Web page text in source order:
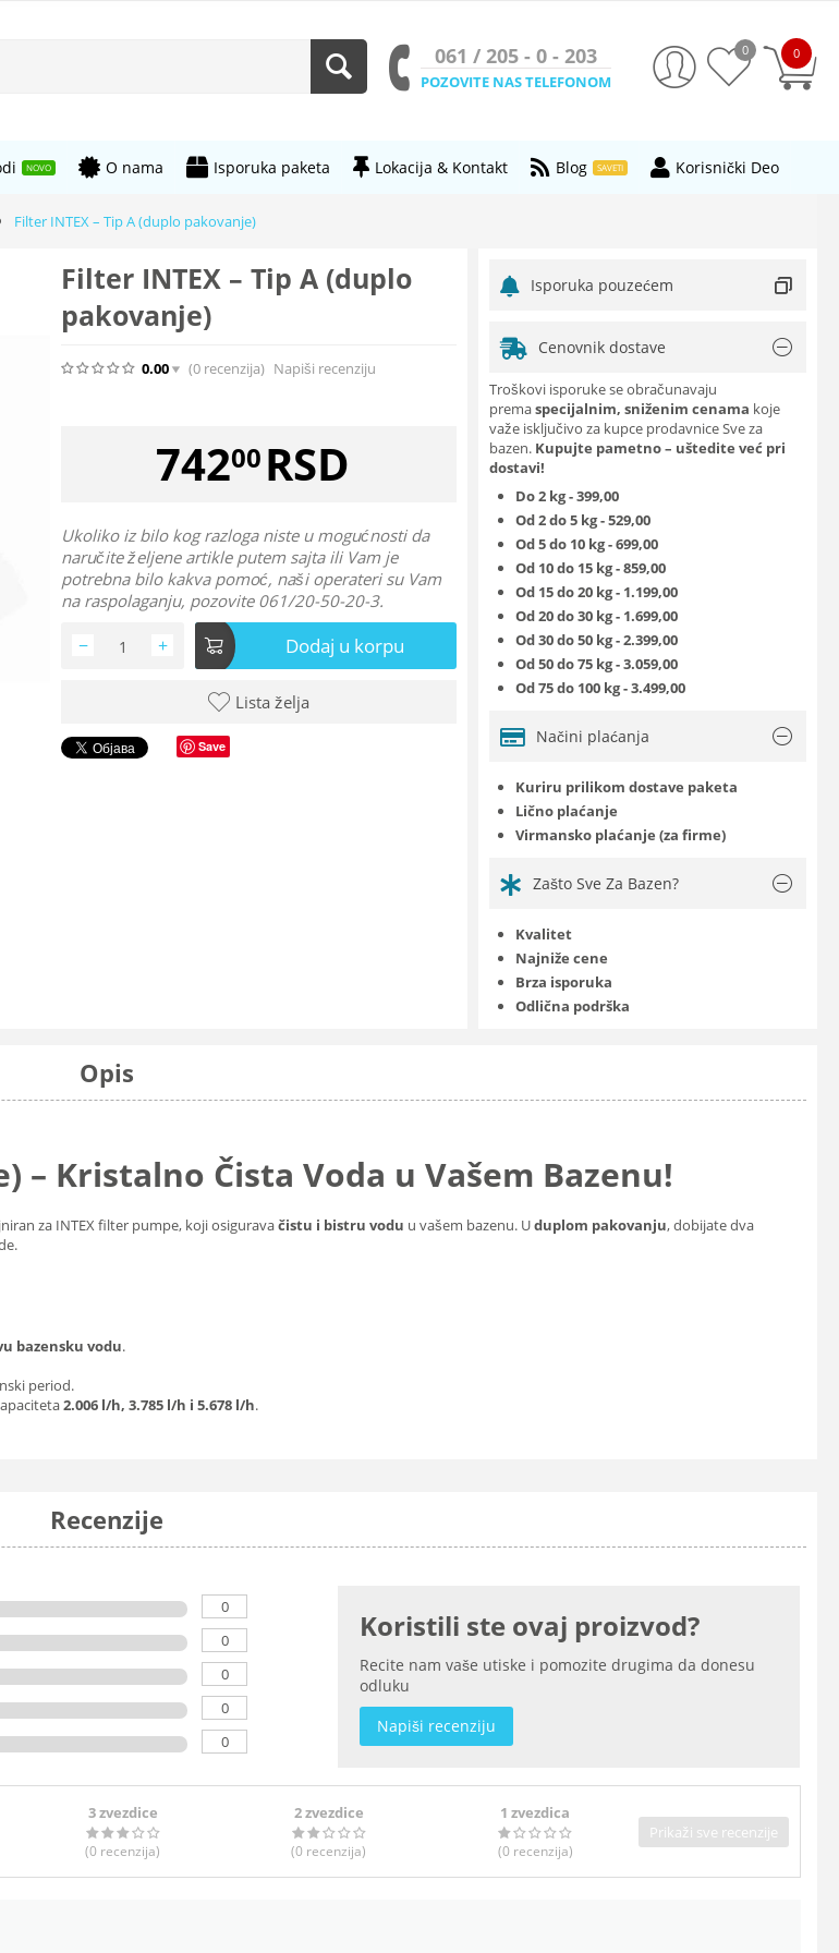
061 / 205 - 0 - 203
POZOVITE NAS TELEFONOM
0
0
NOVO O nama Isporuka paketa Lokacija & Kontakt Blog SAVETI Korisnički Deo
Filter INTEX – Tip A (duplo pakovanje)
Filter INTEX – Tip A (duplo
pakovanje)
0.00 (0 recenzija) Napiši recenziju
74200 RSD
Ukoliko iz bilo kog razloga niste u mogućnosti da
naručite željene artikle putem sajta ili Vam je
potrebna bilo kakva pomoć, naši operateri su Vam
na raspolaganju, pozovite 061/20-50-20-3.
+
− Dodaj u korpu
Lista želja
Save
Isporuka pouzećem
Cenovnik dostave
Troškovi isporuke se obračunavaju
premaspecijalnim, sniženim cenama koje
važe isključivo za kupce prodavnice Sve za
bazen. Kupujte pametno – uštedite već pri
dostavi!
Do 2 kg - 399,00
Od 2 do 5 kg - 529,00
Od 5 do 10 kg - 699,00
Od 10 do 15 kg - 859,00
Od 15 do 20 kg - 1.199,00
Od 20 do 30 kg - 1.699,00
Od 30 do 50 kg - 2.399,00
Od 50 do 75 kg - 3.059,00
Od 75 do 100 kg - 3.499,00
Načini plaćanja
Kuriru prilikom dostave paketa
Lično plaćanje
Virmansko plaćanje (za firme)
Zašto Sve Za Bazen?
Kvalitet
Najniže cene
Brza isporuka
Odlična podrška
Opis
– Kristalno Čista Voda u Vašem Bazenu!
za INTEX filter pumpe, koji osiguravačistu i bistru vodu u vašem bazenu. Uduplom pakovanju, dobijate dva
bazensku vodu.
period.
2.006 l/h, 3.785 l/h i 5.678 l/h.
Recenzije
0
0
0
0
0
Koristili ste ovaj proizvod?
Recite nam vaše utiske i pomozite drugima da donesu
odluku
Napiši recenziju
3 zvezdice
(0 recenzija)
2 zvezdice
(0 recenzija)
1 zvezdica
(0 recenzija)
Prikaži sve recenzije